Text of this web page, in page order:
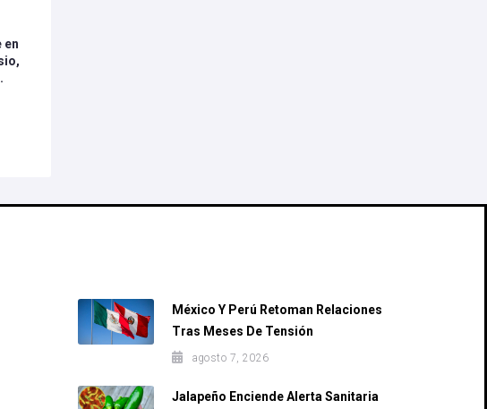
en
México Y Perú Retoman Relaciones
Tras Meses De Tensión
agosto 7, 2026
Jalapeño Enciende Alerta Sanitaria